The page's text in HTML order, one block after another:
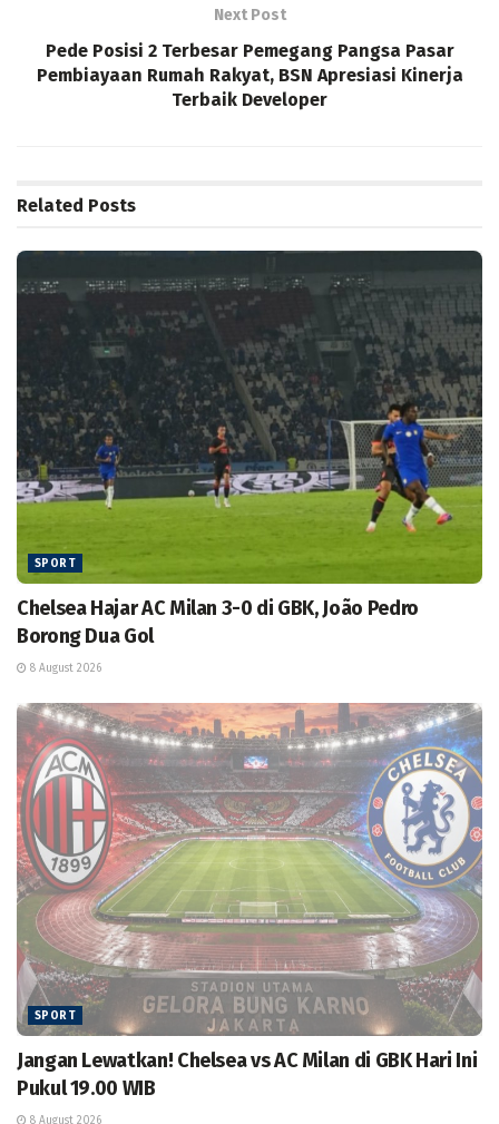
Next Post
Pede Posisi 2 Terbesar Pemegang Pangsa Pasar
Pembiayaan Rumah Rakyat, BSN Apresiasi Kinerja
Terbaik Developer
Related Posts
SPORT
Chelsea Hajar AC Milan 3-0 di GBK, João Pedro
Borong Dua Gol
8 August 2026
SPORT
Jangan Lewatkan! Chelsea vs AC Milan di GBK Hari Ini
Pukul 19.00 WIB
8 August 2026